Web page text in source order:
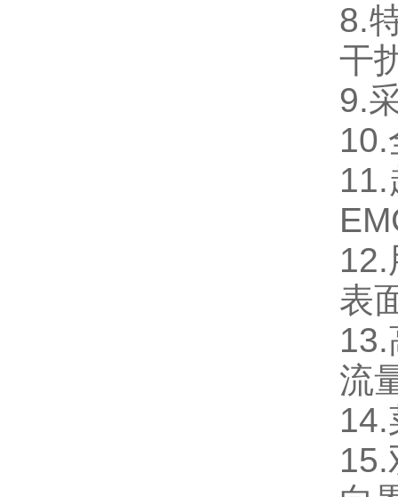
8.
干
9.
10.
11.
12.
表
13.
流
14.
15.